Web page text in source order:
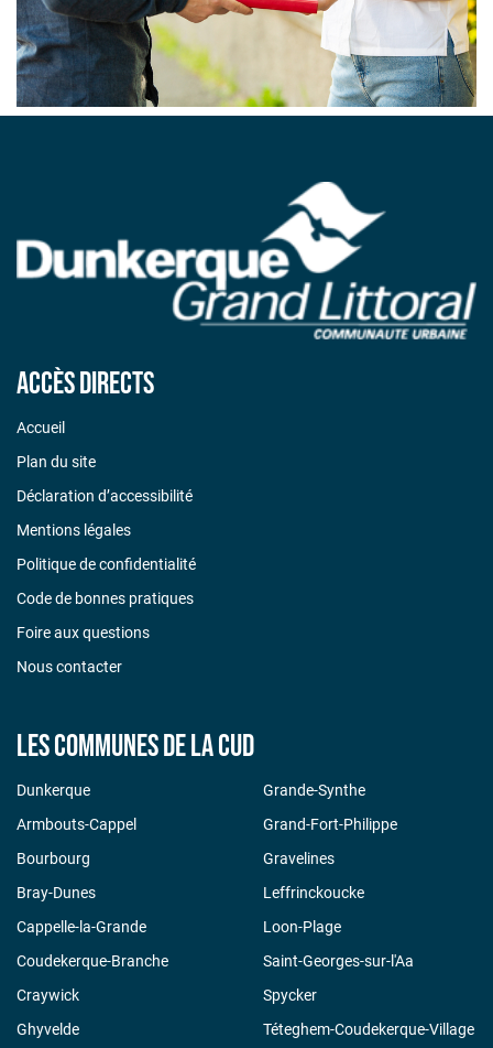
Accès directs
Accueil
Plan du site
Déclaration d’accessibilité
Mentions légales
Politique de confidentialité
Code de bonnes pratiques
Foire aux questions
Nous contacter
Les communes de la CUD
Dunkerque
Armbouts-Cappel
Bourbourg
Bray-Dunes
Cappelle-la-Grande
Coudekerque-Branche
Craywick
Ghyvelde
Grande-Synthe
Grand-Fort-Philippe
Gravelines
Leffrinckoucke
Loon-Plage
Saint-Georges-sur-l'Aa
Spycker
Téteghem-Coudekerque-Village